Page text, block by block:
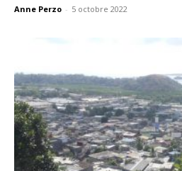
Anne Perzo - 5 octobre 2022